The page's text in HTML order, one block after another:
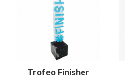
Trofeo Finisher